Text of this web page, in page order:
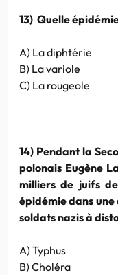
13) Quelle
A) La diphtérie
B) La variole
C) La rougeole
14) Pendant la
polonais Eugène
milliers de juifs
épidémie dans
soldats nazis à
A) Typhus
B) Choléra